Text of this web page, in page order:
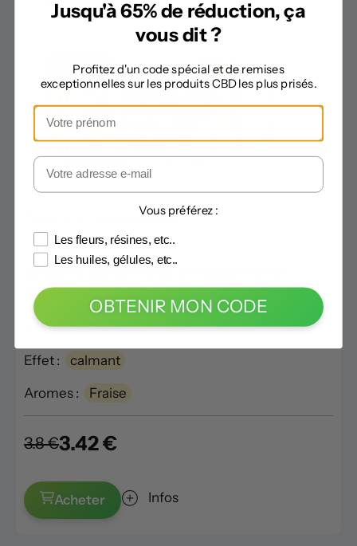
CANNANEWS
Chewing-gums Fraise 17 % CBD (Hemp
Planet)
Volume : 17 %
Effet : calmant
Aromes : Fraise
3.8 €3.42 €
Acheter Infos
Jusqu'à 65% de réduction, ça
vous dit ?
Profitez d'un code spécial et de remises
exceptionnelles sur les produits CBD les plus prisés.
Vous préférez :
Les fleurs, résines, etc..
Les huiles, gélules, etc..
OBTENIR MON CODE